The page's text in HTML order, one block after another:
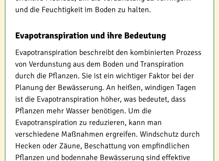
und die Feuchtigkeit im Boden zu halten.
Evapotranspiration und ihre Bedeutung
Evapotranspiration beschreibt den kombinierten Prozess
von Verdunstung aus dem Boden und Transpiration
durch die Pflanzen. Sie ist ein wichtiger Faktor bei der
Planung der Bewässerung. An heißen, windigen Tagen
ist die Evapotranspiration höher, was bedeutet, dass
Pflanzen mehr Wasser benötigen. Um die
Evapotranspiration zu reduzieren, kann man
verschiedene Maßnahmen ergreifen. Windschutz durch
Hecken oder Zäune, Beschattung von empfindlichen
Pflanzen und bodennahe Bewässerung sind effektive